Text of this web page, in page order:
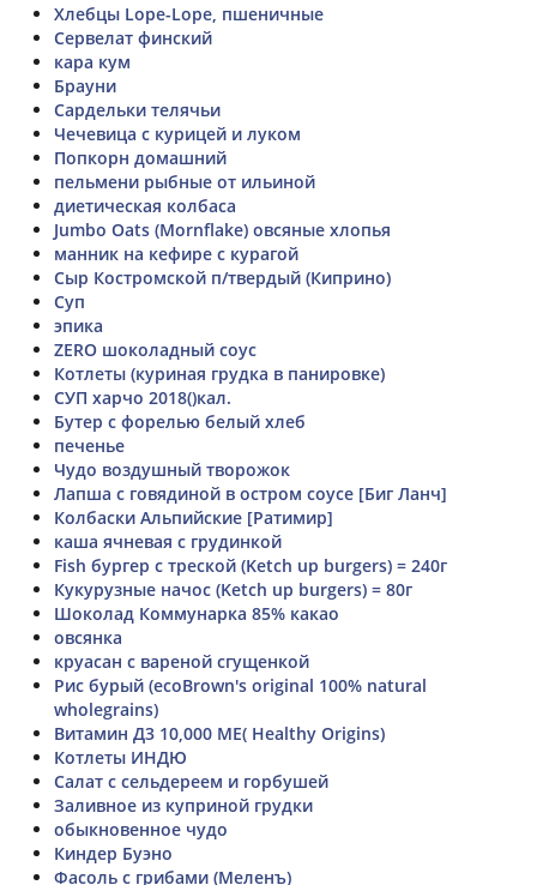
Хлебцы Lope-Lope, пшеничные
Сервелат финский
кара кум
Брауни
Сардельки телячьи
Чечевица с курицей и луком
Попкорн домашний
пельмени рыбные от ильиной
диетическая колбаса
Jumbo Oats (Mornflake) овсяные хлопья
манник на кефире с курагой
Сыр Костромской п/твердый (Киприно)
Суп
эпика
ZERO шоколадный соус
Котлеты (куриная грудка в панировке)
СУП харчо 2018()кал.
Бутер с форелью белый хлеб
печенье
Чудо воздушный творожок
Лапша с говядиной в остром соусе [Биг Ланч]
Колбаски Альпийские [Ратимир]
каша ячневая с грудинкой
Fish бургер с треской (Ketch up burgers) = 240г
Кукурузные начос (Ketch up burgers) = 80г
Шоколад Коммунарка 85% какао
овсянка
круасан с вареной сгущенкой
Рис бурый (ecoBrown's original 100% natural
wholegrains)
Витамин Д3 10,000 МЕ( Healthy Origins)
Котлеты ИНДЮ
Салат с сельдереем и горбушей
Заливное из куприной грудки
обыкновенное чудо
Киндер Буэно
Фасоль с грибами (Меленъ)